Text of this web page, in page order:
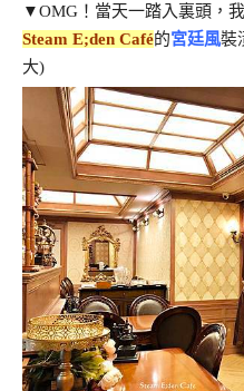
▼OMG！當天一踏入裏頭，
Steam E;den Café的宮廷風裝
大)